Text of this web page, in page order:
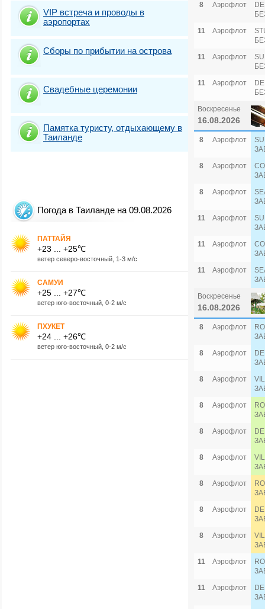
VIP встреча и проводы в
аэропортах
Сборы по прибытии на острова
Свадебные церемонии
Памятка туристу, отдыхающему в
Таиланде
Погода в Таиланде на 09.08.2026
ПАТТАЙЯ
+23 ... +25℃
ветер северо-восточный, 1-3 м/с
САМУИ
+25 ... +27℃
ветер юго-восточный, 0-2 м/с
ПХУКЕТ
+24 ... +26℃
ветер юго-восточный, 0-2 м/с
8
Аэрофлот
11
Аэрофлот
11
Аэрофлот
11
Аэрофлот
Воскресенье
16.08.2026
8 Аэрофлот
8
Аэрофлот
8
Аэрофлот
11
Аэрофлот
11
Аэрофлот
11
Аэрофлот
Воскресенье
16.08.2026
8 Аэрофлот
8
Аэрофлот
8
Аэрофлот
8
Аэрофлот
8
Аэрофлот
8
Аэрофлот
8
Аэрофлот
8
Аэрофлот
8
Аэрофлот
11
Аэрофлот
11
Аэрофлот